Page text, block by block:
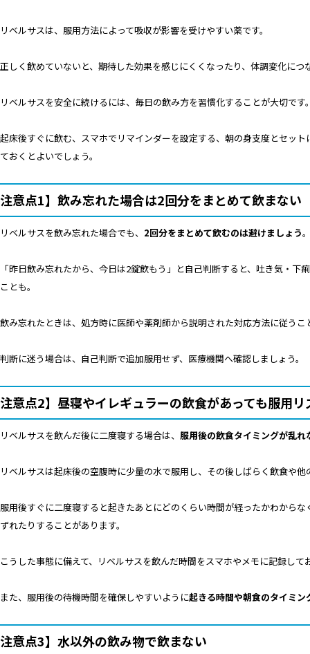
リベルサスは、服用方法によって吸収が影響を受けやすい薬です。
正しく飲めていないと、期待した効果を感じにくくなったり、体調変化につ
リベルサスを安全に続けるには、毎日の飲み方を習慣化することが大切です
起床後すぐに飲む、スマホでリマインダーを設定する、朝の身支度とセッ
ておくとよいでしょう。
注意点1】飲み忘れた場合は2回分をまとめて飲まない
リベルサスを飲み忘れた場合でも、 2回分をまとめて飲むのは避けましょう
「昨日飲み忘れたから、今日は2錠飲もう」と自己判断すると、吐き気・下
ことも。
飲み忘れたときは、処方時に医師や薬剤師から説明された対応方法に従うこ
判断に迷う場合は、自己判断で追加服用せず、医療機関へ確認しましょう。
注意点2】昼寝やイレギュラーの飲食があっても服用
リベルサスを飲んだ後に二度寝する場合は、 服用後の飲食タイミングが乱れ
リベルサスは起床後の空腹時に少量の水で服用し、その後しばらく飲食や
服用後すぐに二度寝すると起きたあとにどのくらい時間が経ったかわから
ずれたりすることがあります。
こうした事態に備えて、リベルサスを飲んだ時間をスマホやメモに記録して
また、服用後の待機時間を確保しやすいように起きる時間や朝食のタイミン
注意点3】水以外の飲み物で飲まない